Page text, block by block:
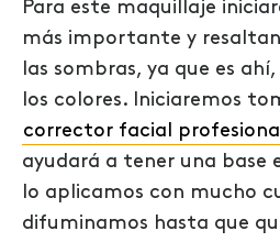
Para este maquillaje
más importante y
las sombras, ya que es
los colores. Iniciaremos
corrector facial
ayudará a tener una base
lo aplicamos con mucho
difuminamos hasta que